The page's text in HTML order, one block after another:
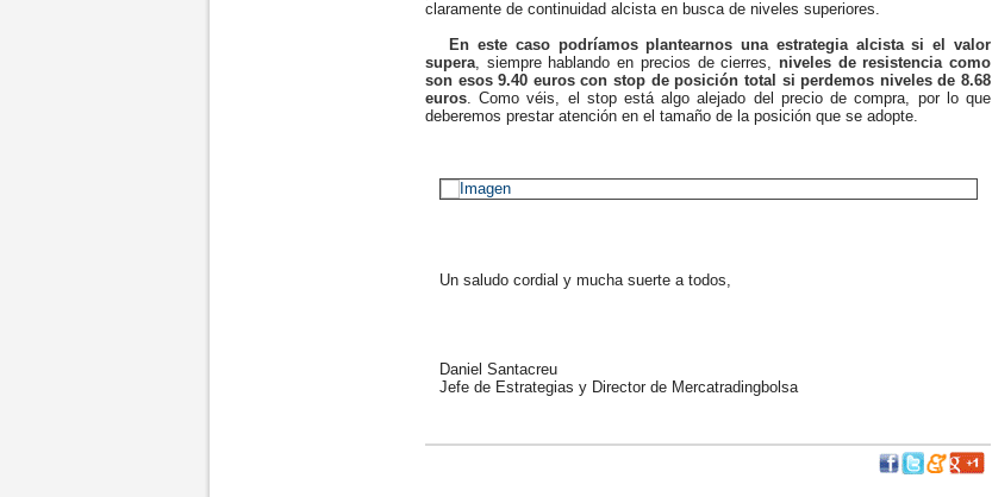
claramente de continuidad alcista en busca de niveles superiores.
En este caso podríamos plantearnos una estrategia alcista si el valor
supera, siempre hablando en precios de cierres, niveles de resistencia como
son esos 9.40 euros con stop de posición total si perdemos niveles de 8.68
euros. Como véis, el stop está algo alejado del precio de compra, por lo que
deberemos prestar atención en el tamaño de la posición que se adopte.
Un saludo cordial y mucha suerte a todos,
Daniel Santacreu
Jefe de Estrategias y Director de Mercatradingbolsa